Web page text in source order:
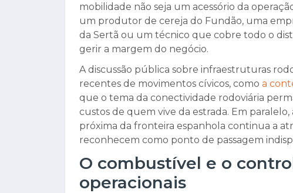
mobilidade não seja um acessório da
um produtor de cereja do Fundão, uma
da Sertã ou um técnico que cobre todo o
gerir a margem do negócio.
A discussão pública sobre infraestruturas
recentes de movimentos cívicos, como a
que o tema da conectividade rodoviária
custos de quem vive da estrada. Em
próxima da fronteira espanhola continua a
reconhecem como ponto de passagem
O combustível e o
operacionais